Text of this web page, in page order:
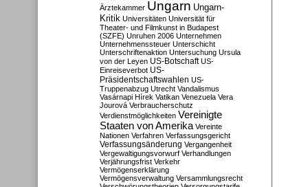
Ärztekammer Ungarn Ungarn-
Kritik Universitäten Universität für
Theater- und Filmkunst in Budapest
(SZFE) Unruhen 2006 Unternehmen
Unternehmenssteuer Unterschicht
Unterschriftenaktion Untersuchung Ursula
von der Leyen US-Botschaft US-
Einreiseverbot US-
Präsidentschaftswahlen US-
Truppenabzug Utrecht Vandalismus
Vasárnapi Hírek Vatikan Venezuela Vera
Jourová Verbraucherschutz
Verdienstmöglichkeiten Vereinigte
Staaten von Amerika Vereinte
Nationen Verfahren Verfassungsgericht
Verfassungsänderung Vergangenheit
Vergewaltigungsvorwurf Verhandlungen
Verjährungsfrist Verkehr
Vermögenserklärung
Vermögensverwaltung Versammlungsrecht